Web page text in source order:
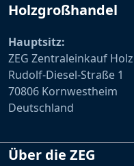
Holzgroßhandel
Hauptsitz:
ZEG Zentraleinkauf
Rudolf-Diesel-Straße 1
70806 Kornwestheim
Deutschland
Über die ZEG